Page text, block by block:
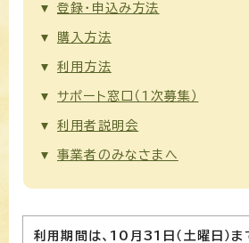
登録・申込み方法
購入方法
利用方法
サポート窓口（1次募集）
利用者説明会
事業者のみなさまへ
利用期間は、10月31日（土曜日）ま